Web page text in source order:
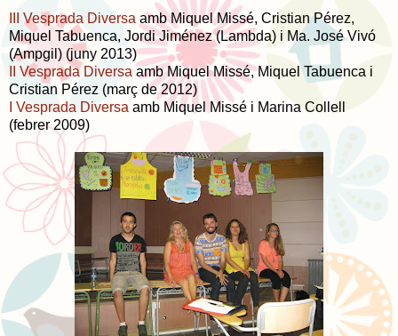
III Vesprada Diversa amb Miquel Missé, Cristian Pérez,
Miquel Tabuenca, Jordi Jiménez (Lambda) i Ma. José Vivó
(Ampgil) (juny 2013)
II Vesprada Diversa amb Miquel Missé, Miquel Tabuenca i
Cristian Pérez (març de 2012)
I Vesprada Diversa amb Miquel Missé i Marina Collell
(febrer 2009)